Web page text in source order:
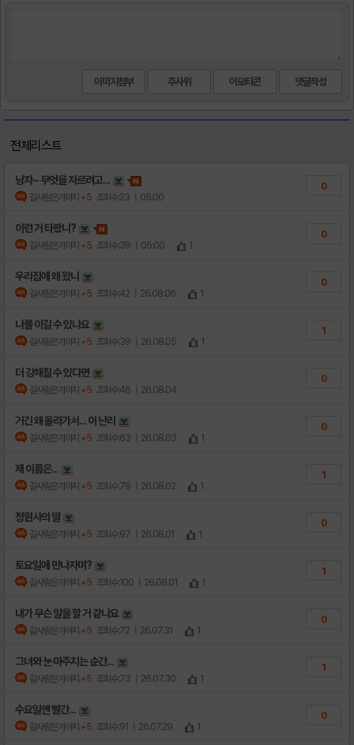
이미지첨부 주사위 이모티콘
전체리스트
낭자~ 무엇을 자르려고...
갈사람은가야지 +5 조회수:23 | 05:00
0
이런 거 타봤니?
갈사람은가야지 +5 조회수:39 | 05:00 1
0
우리집에 왜 왔니
갈사람은가야지 +5 조회수:42 | 26.08.06 1
0
나를 이길 수 있나요
갈사람은가야지 +5 조회수:39 | 26.08.05 1
1
더 강해질 수 있다면
갈사람은가야지 +5 조회수:46 | 26.08.04
0
거긴 왜 올라가서... 이 난리
갈사람은가야지 +5 조회수:63 | 26.08.03 1
0
제 이름은...
갈사람은가야지 +5 조회수:79 | 26.08.02 1
1
정원사의 딸
갈사람은가야지 +5 조회수:97 | 26.08.01 1
0
토요일에 만나자며?
갈사람은가야지 +5 조회수:100 | 26.08.01 1
1
내가 무슨 말을 할 거 같나요
갈사람은가야지 +5 조회수:72 | 26.07.31 1
0
그녀와 눈 마주치는 순간...
갈사람은가야지 +5 조회수:73 | 26.07.30 1
1
수요일엔 빨간...
갈사람은가야지 +5 조회수:91 | 26.07.29 1
0